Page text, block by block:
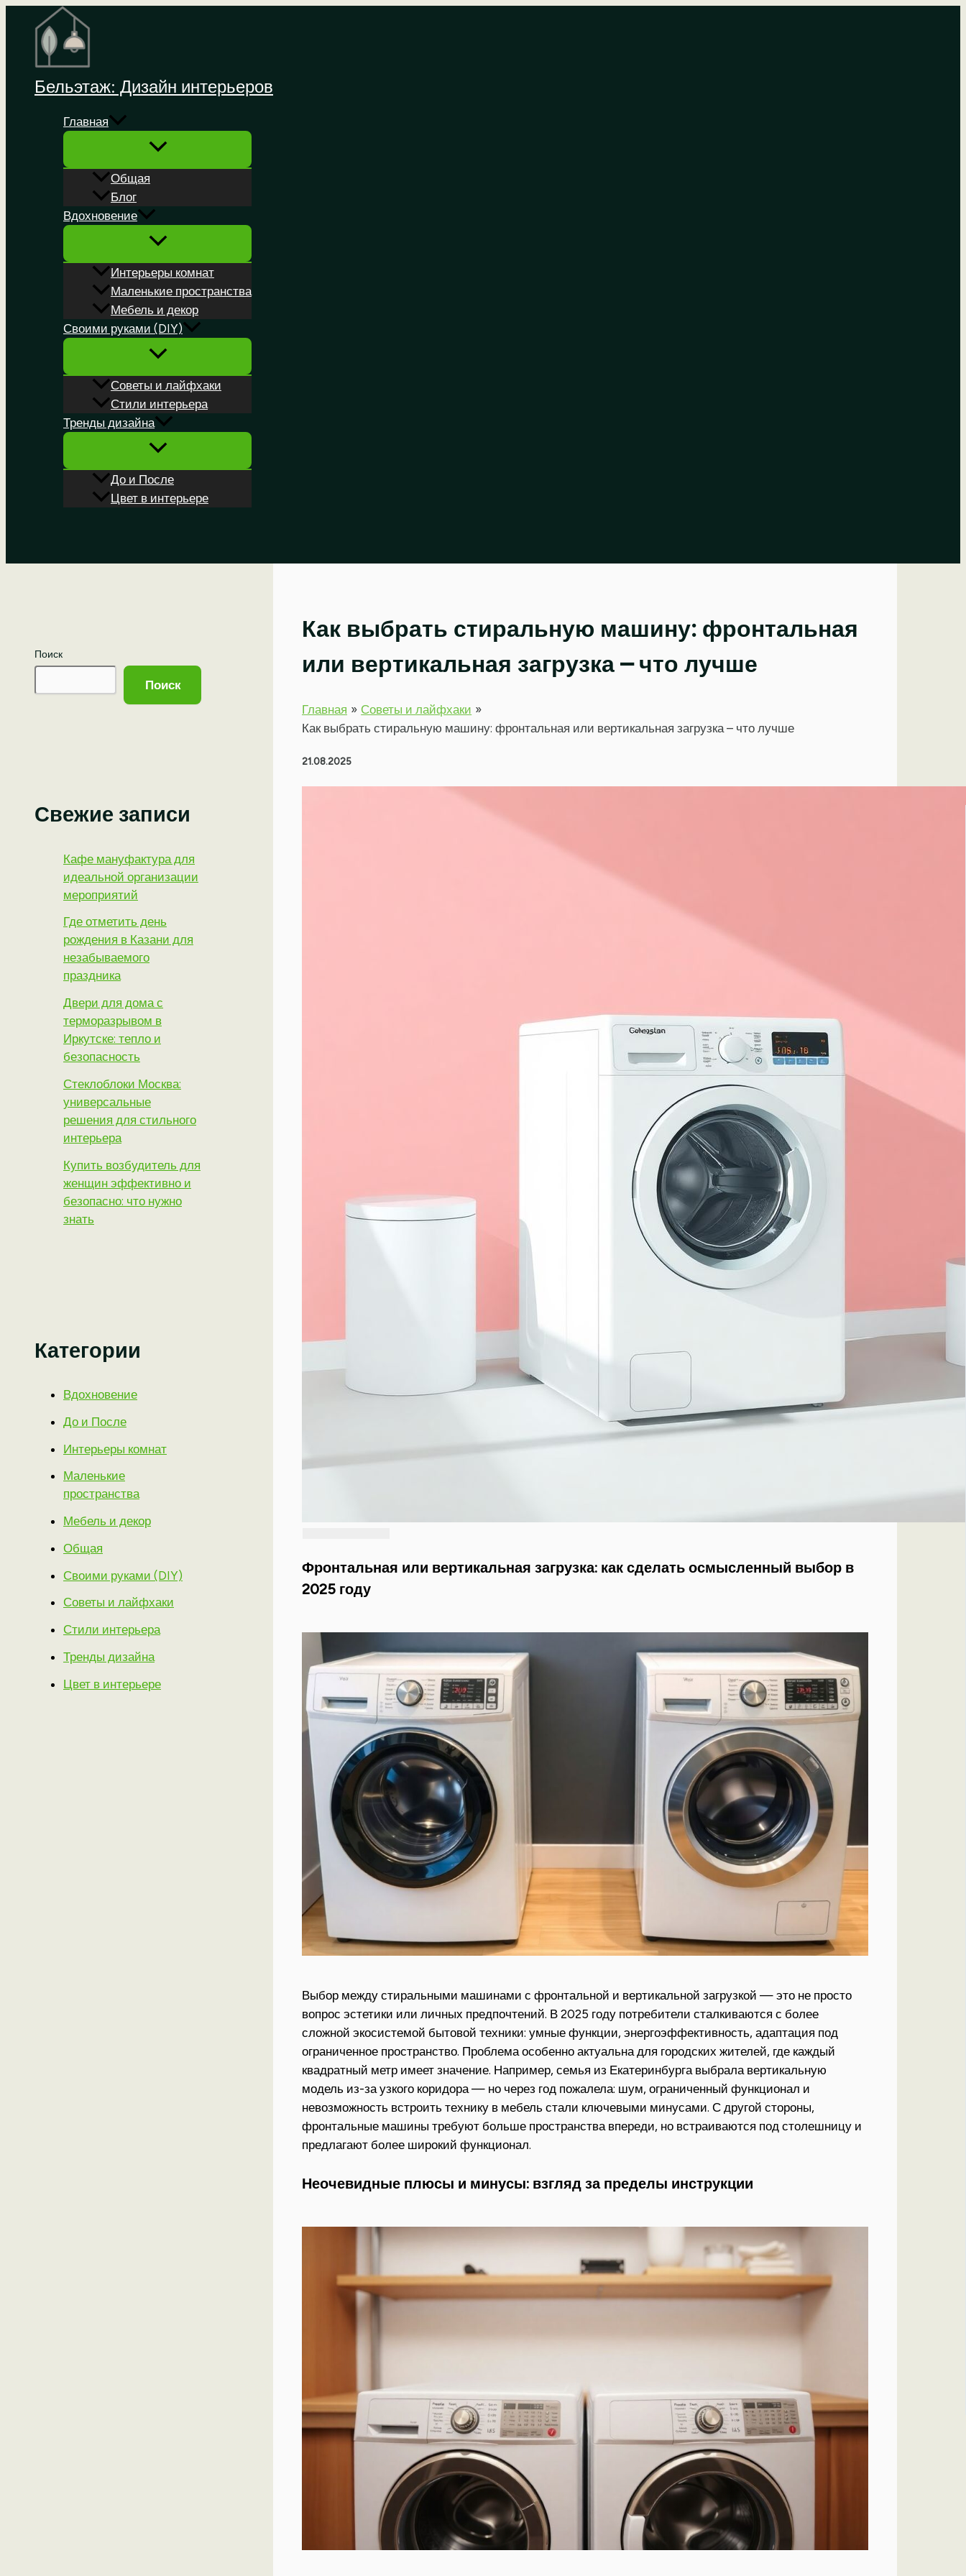
Перейти
содержимому
Бельэтаж: Дизайн интерьеров
Главная
Общая
Блог
Вдохновение
Интерьеры комнат
Маленькие пространства
Мебель и декор
Своими руками (DIY)
Советы и лайфхаки
Стили интерьера
Тренды дизайна
До и После
Цвет в интерьере
Поиск
Поиск
Свежие записи
Кафе мануфактура для
идеальной организации
мероприятий
Где отметить день
рождения в Казани для
незабываемого
праздника
Двери для дома с
терморазрывом в
Иркутске: тепло и
безопасность
Стеклоблоки Москва:
универсальные
решения для стильного
интерьера
Купить возбудитель для
женщин эффективно и
безопасно: что нужно
знать
Категории
Вдохновение
До и После
Интерьеры комнат
Маленькие
пространства
Мебель и декор
Общая
Своими руками (DIY)
Советы и лайфхаки
Стили интерьера
Тренды дизайна
Цвет в интерьере
Как выбрать стиральную машину: фронтальная
или вертикальная загрузка – что лучше
Главная
Советы и лайфхаки
Как выбрать стиральную машину: фронтальная или вертикальная загрузка – что лучше
21.08.2025
Фронтальная или вертикальная загрузка: как сделать осмысленный выбор в
2025 году
Выбор между стиральными машинами с фронтальной и вертикальной загрузкой — это не просто
вопрос эстетики или личных предпочтений. В 2025 году потребители сталкиваются с более
сложной экосистемой бытовой техники: умные функции, энергоэффективность, адаптация под
ограниченное пространство. Проблема особенно актуальна для городских жителей, где каждый
квадратный метр имеет значение. Например, семья из Екатеринбурга выбрала вертикальную
модель из-за узкого коридора — но через год пожалела: шум, ограниченный функционал и
невозможность встроить технику в мебель стали ключевыми минусами. С другой стороны,
фронтальные машины требуют больше пространства впереди, но встраиваются под столешницу и
предлагают более широкий функционал.
Неочевидные плюсы и минусы: взгляд за пределы инструкции